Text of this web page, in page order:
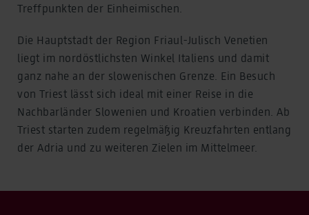
Treffpunkten der Einheimischen.
Die Hauptstadt der Region Friaul-Julisch Venetien
liegt im nordöstlichsten Winkel Italiens und damit
ganz nahe an der slowenischen Grenze. Ein Besuch
von Triest lässt sich ideal mit einer Reise in die
Nachbarländer Slowenien und Kroatien verbinden. Ab
Triest starten zudem regelmäßig Kreuzfahrten entlang
der Adria und zu weiteren Zielen im Mittelmeer.